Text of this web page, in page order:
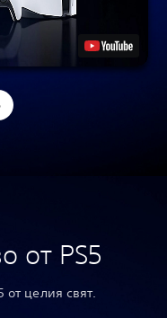
от PS5
от целия свят.